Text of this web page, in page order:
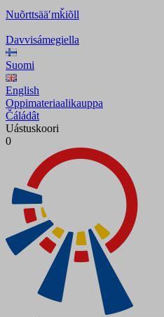
Nuõrttsääʹmǩiõll
Davvisámegiella
Suomi
English
Oppimateriaalikauppa
Čáládât
Uástuskoori
0